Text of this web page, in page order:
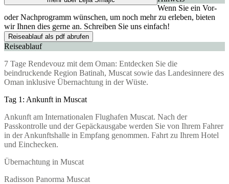
Wenn Sie ein Vor-
oder Nachprogramm wünschen, um noch mehr zu erleben, bieten
wir Ihnen dies gerne an. Schreiben Sie uns einfach!
Reiseablauf als pdf abrufen
Reiseablauf
7 Tage Rendevouz mit dem Oman: Entdecken Sie die
beindruckende Region Batinah, Muscat sowie das Landesinnere des
Oman inklusive Übernachtung in der Wüste.
Tag 1: Ankunft in Muscat
Ankunft am Internationalen Flughafen Muscat. Nach der
Passkontrolle und der Gepäckausgabe werden Sie von Ihrem Fahrer
in der Ankunftshalle in Empfang genommen. Fahrt zu Ihrem Hotel
und Einchecken.
Übernachtung in Muscat
Radisson Panorma Muscat